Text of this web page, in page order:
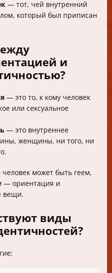
— тот, чей внутренний
который был приписан
и
— это то, к кому человек
или сексуальное
— это внутреннее
женщины, ни того, ни
может быть геем,
— ориентация и
вещи.
виды